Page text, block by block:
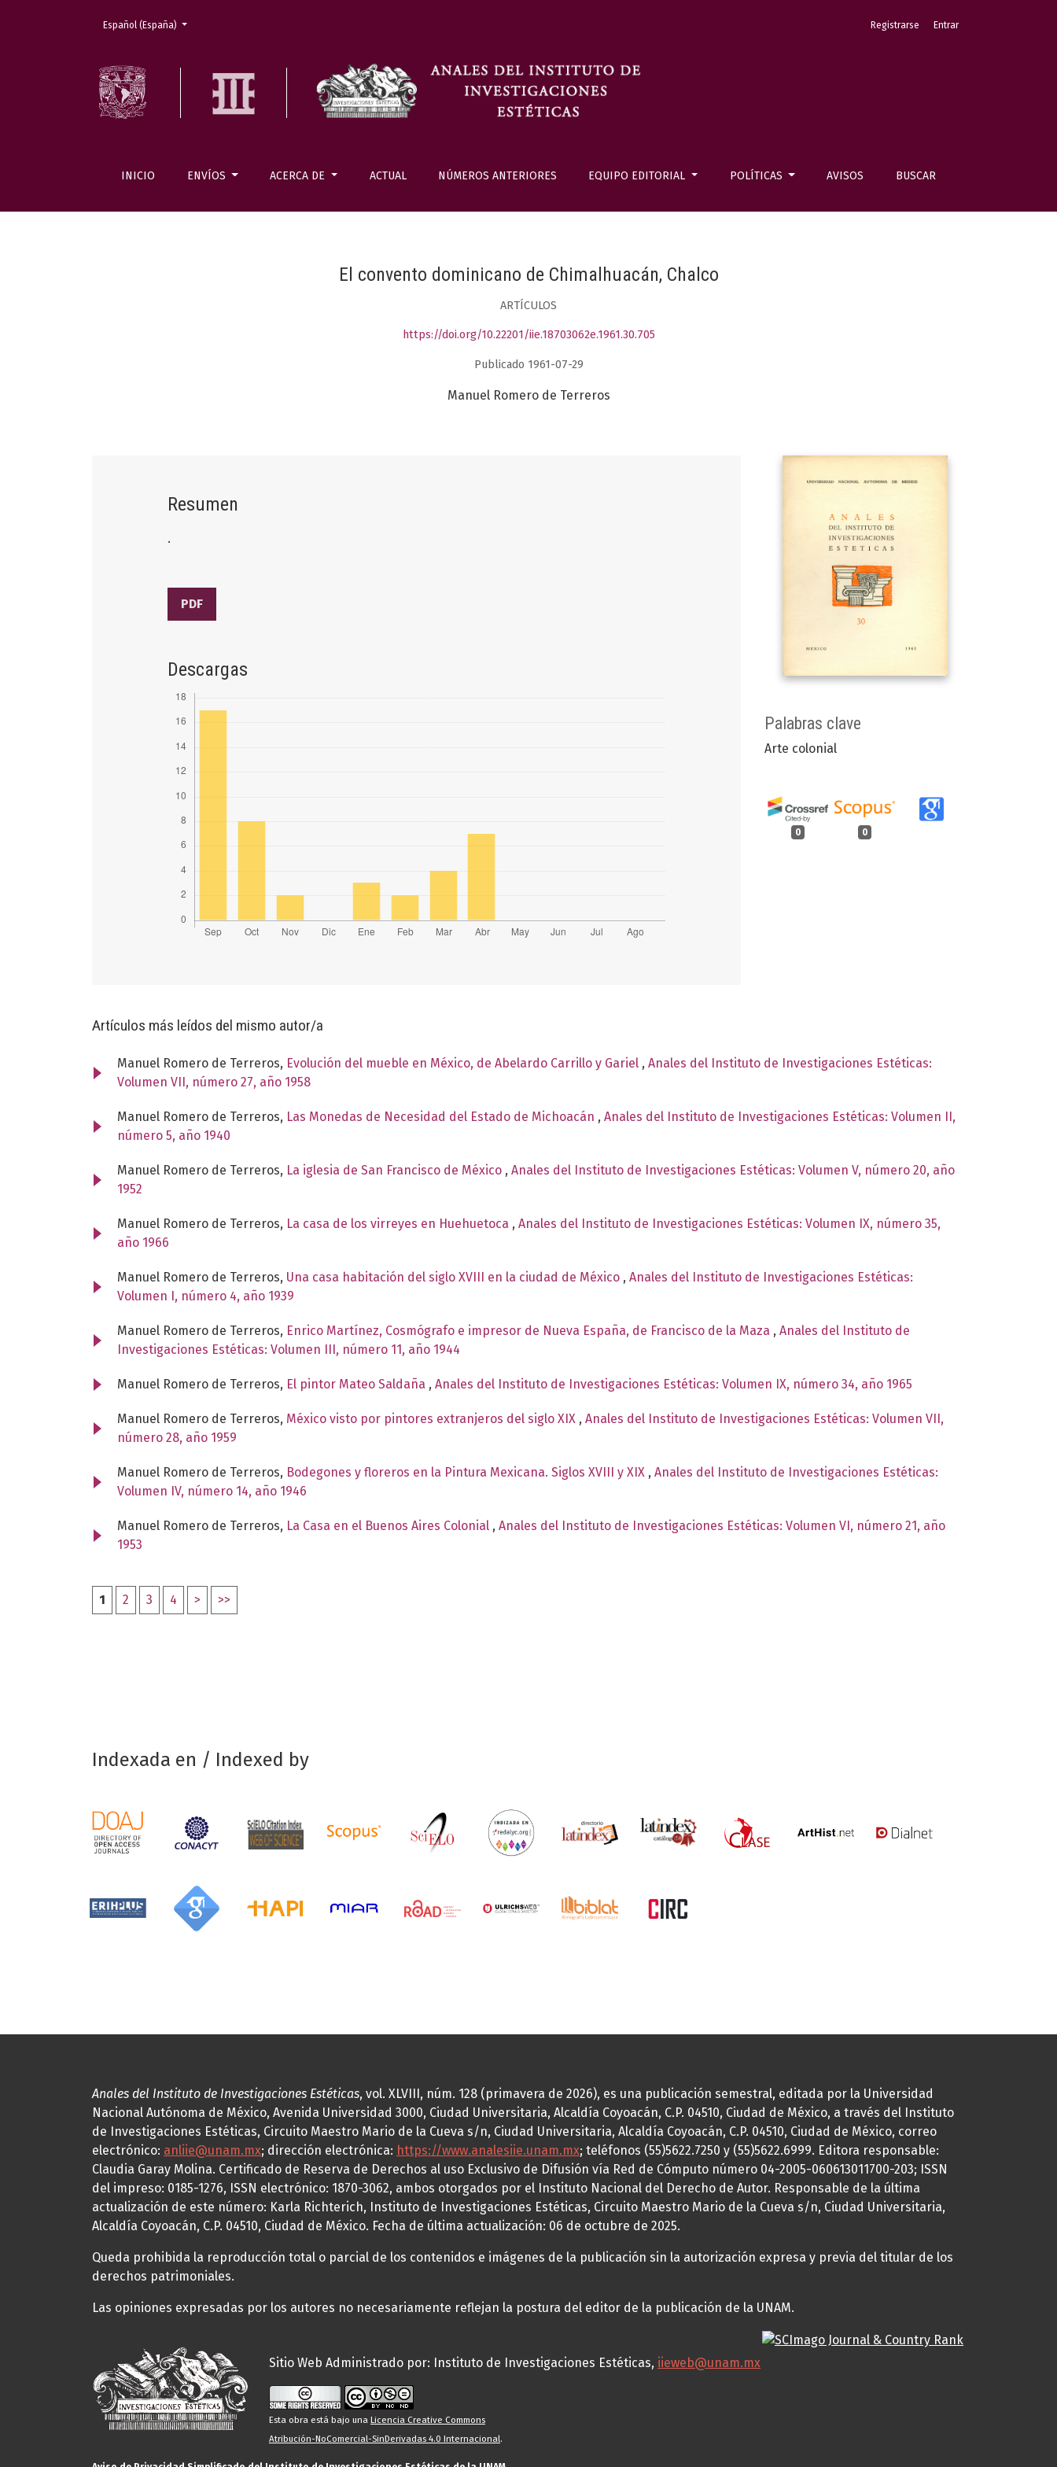
INICIO ENVÍOS ACERCA DE ACTUAL NÚMEROS ANTERIORES EQUIPO EDITORIAL POLÍTICAS AVISOS BUSCAR
Registrarse Entrar
Cambiar el idioma. El actual es:
Español (España)
El convento dominicano de Chimalhuacán, Chalco
ARTÍCULOS
https://doi.org/10.22201/iie.18703062e.1961.30.705
Publicado 1961-07-29
Manuel Romero de Terreros
Palabras clave
Arte colonial
0 0
Resumen
.
PDF
Descargas
Artículos más leídos del mismo autor/a
Manuel Romero de Terreros, Evolución del mueble en México, de Abelardo Carrillo y Gariel , Anales del Instituto de Investigaciones Estéticas:
Volumen VII, número 27, año 1958
Manuel Romero de Terreros, Las Monedas de Necesidad del Estado de Michoacán , Anales del Instituto de Investigaciones Estéticas: Volumen II,
número 5, año 1940
Manuel Romero de Terreros, La iglesia de San Francisco de México , Anales del Instituto de Investigaciones Estéticas: Volumen V, número 20, año
1952
Manuel Romero de Terreros, La casa de los virreyes en Huehuetoca , Anales del Instituto de Investigaciones Estéticas: Volumen IX, número 35,
año 1966
Manuel Romero de Terreros, Una casa habitación del siglo XVIII en la ciudad de México , Anales del Instituto de Investigaciones Estéticas:
Volumen I, número 4, año 1939
Manuel Romero de Terreros, Enrico Martínez, Cosmógrafo e impresor de Nueva España, de Francisco de la Maza , Anales del Instituto de
Investigaciones Estéticas: Volumen III, número 11, año 1944
Manuel Romero de Terreros, El pintor Mateo Saldaña , Anales del Instituto de Investigaciones Estéticas: Volumen IX, número 34, año 1965
Manuel Romero de Terreros, México visto por pintores extranjeros del siglo XIX , Anales del Instituto de Investigaciones Estéticas: Volumen VII,
número 28, año 1959
Manuel Romero de Terreros, Bodegones y floreros en la Pintura Mexicana. Siglos XVIII y XIX , Anales del Instituto de Investigaciones Estéticas:
Volumen IV, número 14, año 1946
Manuel Romero de Terreros, La Casa en el Buenos Aires Colonial , Anales del Instituto de Investigaciones Estéticas: Volumen VI, número 21, año
1953
1 2 3 4 > >>
Indexada en / Indexed by
Anales del Instituto de Investigaciones Estéticas, vol. XLVIII, núm. 128 (primavera de 2026), es una publicación semestral, editada por la Universidad
Nacional Autónoma de México, Avenida Universidad 3000, Ciudad Universitaria, Alcaldía Coyoacán, C.P. 04510, Ciudad de México, a través del Instituto
de Investigaciones Estéticas, Circuito Maestro Mario de la Cueva s/n, Ciudad Universitaria, Alcaldía Coyoacán, C.P. 04510, Ciudad de México, correo
electrónico: anliie@unam.mx; dirección electrónica: https://www.analesiie.unam.mx; teléfonos (55)5622.7250 y (55)5622.6999. Editora responsable:
Claudia Garay Molina. Certificado de Reserva de Derechos al uso Exclusivo de Difusión vía Red de Cómputo número 04-2005-060613011700-203; ISSN
del impreso: 0185-1276, ISSN electrónico: 1870-3062, ambos otorgados por el Instituto Nacional del Derecho de Autor. Responsable de la última
actualización de este número: Karla Richterich, Instituto de Investigaciones Estéticas, Circuito Maestro Mario de la Cueva s/n, Ciudad Universitaria,
Alcaldía Coyoacán, C.P. 04510, Ciudad de México. Fecha de última actualización: 06 de octubre de 2025.
Queda prohibida la reproducción total o parcial de los contenidos e imágenes de la publicación sin la autorización expresa y previa del titular de los
derechos patrimoniales.
Las opiniones expresadas por los autores no necesariamente reflejan la postura del editor de la publicación de la UNAM.
Sitio Web Administrado por: Instituto de Investigaciones Estéticas, iieweb@unam.mx
Esta obra está bajo una Licencia Creative Commons
Atribución-NoComercial-SinDerivadas 4.0 Internacional.